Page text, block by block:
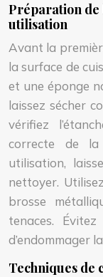
Préparation de
utilisation
Avant la
la surface de
et une éponge
laissez sécher
vérifiez
correcte de
utilisation,
nettoyer.
brosse
tenaces.
d’endommager
Techniques de